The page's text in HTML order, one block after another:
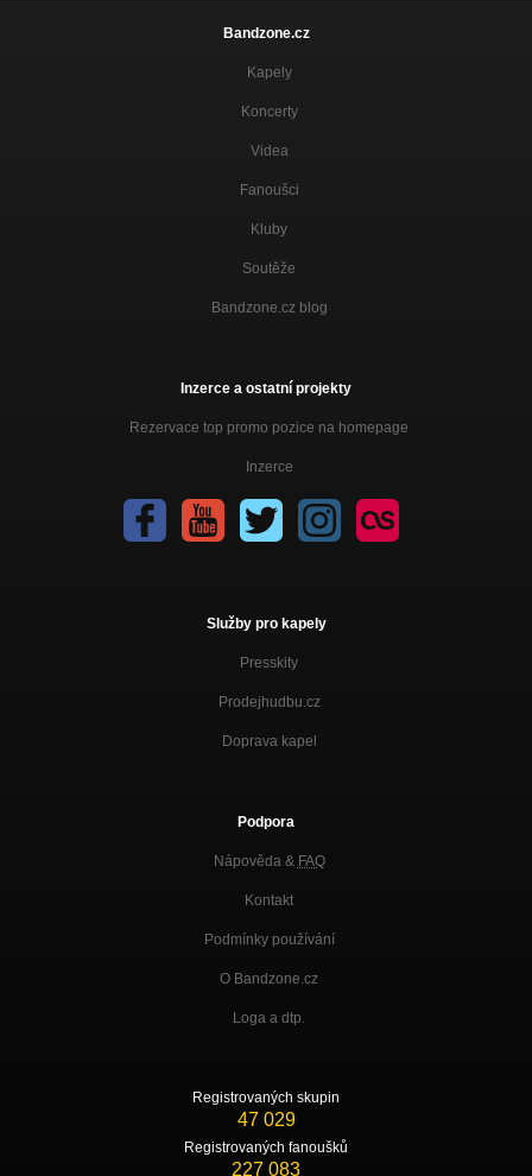
Bandzone.cz
Kapely
Koncerty
Videa
Fanoušci
Kluby
Soutěže
Bandzone.cz blog
Inzerce a ostatní projekty
Rezervace top promo pozice na homepage
Inzerce
Služby pro kapely
Presskity
Prodejhudbu.cz
Doprava kapel
Podpora
Nápověda & FAQ
Kontakt
Podmínky používání
O Bandzone.cz
Loga a dtp.
Registrovaných skupin
47 029
Registrovaných fanoušků
227 083